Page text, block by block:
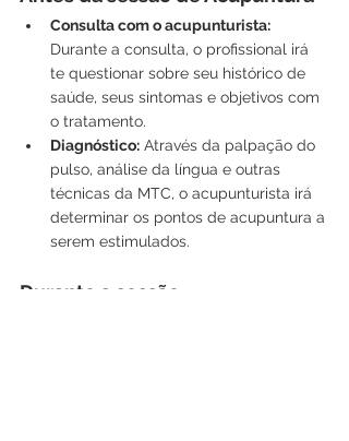
Consulta com o acupunturista:
Durante a consulta, o profissional irá
te questionar sobre seu histórico de
saúde, seus sintomas e objetivos com
o tratamento.
Diagnóstico: Através da palpação do
pulso, análise da língua e outras
técnicas da MTC, o acupunturista irá
determinar os pontos de acupuntura a
serem estimulados.
Durante a sessão